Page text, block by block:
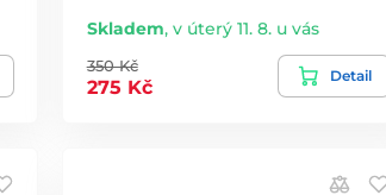
Skladem, v úterý 11. 8. u vás
350 Kč
275 Kč
Detail